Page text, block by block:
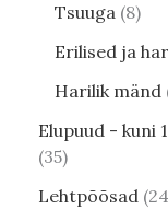
Tsuuga 8
Erilised ja
Harilik mänd
Elupuud - kuni
35
Lehtpõõsad